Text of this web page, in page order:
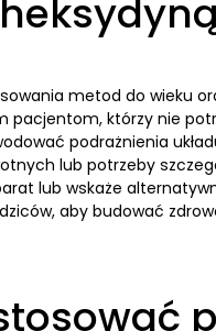
metod do wieku
którzy nie
podrażnienia
lub potrzeby
lub wskaże
aby budować